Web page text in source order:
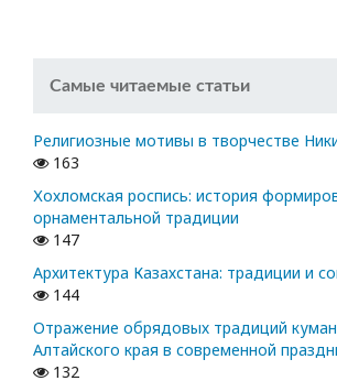
Самые читаемые статьи
Религиозные мотивы в творчестве
163
Хохломская роспись: история
орнаментальной традиции
147
Архитектура Казахстана: традиции и
144
Отражение обрядовых традиций
Алтайского края в современной
132